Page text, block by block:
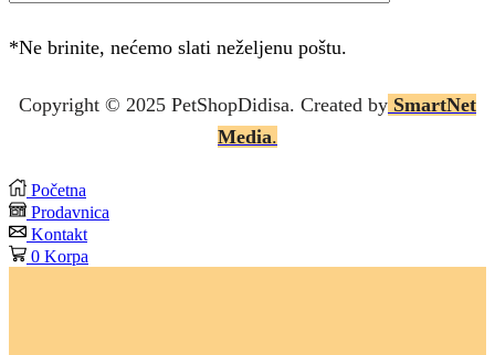
*Ne brinite, nećemo slati neželjenu poštu.
Copyright © 2025 PetShopDidisa. Created by SmartNet
Media.
Početna
Prodavnica
Kontakt
0 Korpa